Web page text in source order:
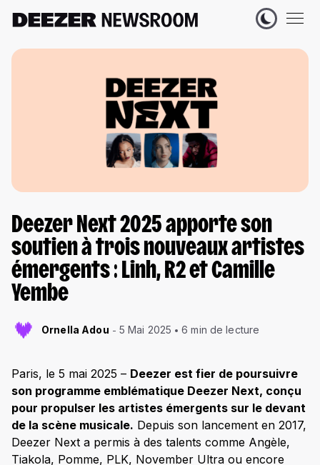
Deezer Next 2025 apporte son
soutien à trois nouveaux artistes
émergents : Linh, R2 et Camille
Yembe
Ornella Adou 5 Mai 2025 6 min de lecture
Paris, le 5 mai 2025 – Deezer est fier de poursuivre
son programme emblématique Deezer Next, conçu
pour propulser les artistes émergents sur le devant
de la scène musicale. Depuis son lancement en 2017,
Deezer Next a permis à des talents comme Angèle,
Tiakola, Pomme, PLK, November Ultra ou encore